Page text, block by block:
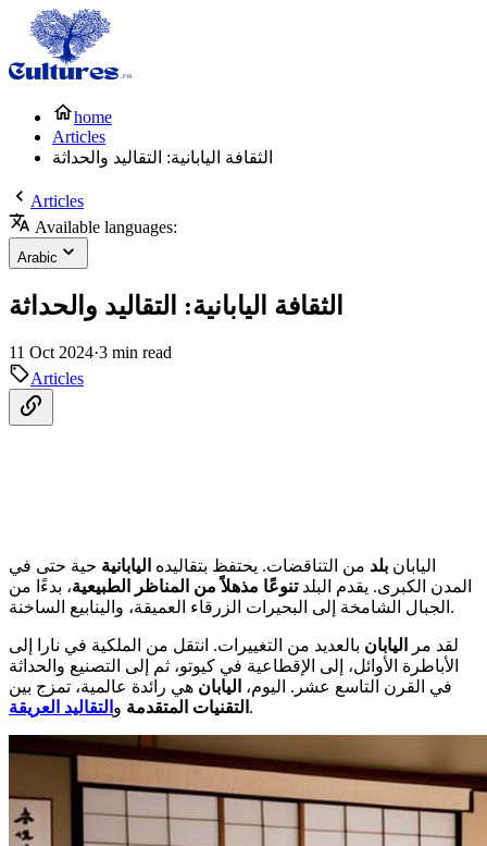
home
Articles
الثقافة اليابانية: التقاليد والحداثة
Articles
Available languages:
Arabic
الثقافة اليابانية: التقاليد والحداثة
11 Oct 2024·3 min read
Articles
اليابان بلد من التناقضات. يحتفظ بتقاليده اليابانية حية حتى في
المدن الكبرى. يقدم البلدتنوعًا مذهلاً من المناظر الطبيعية، بدءًا من
الجبال الشامخة إلى البحيرات الزرقاء العميقة، والينابيع الساخنة.
لقد مر اليابان بالعديد من التغييرات. انتقل من الملكية في نارا إلى
الأباطرة الأوائل، إلى الإقطاعية في كيوتو، ثم إلى التصنيع والحداثة
في القرن التاسع عشر. اليوم، اليابان هي رائدة عالمية، تمزج بين
التقنيات المتقدمة و التقاليد العريقة .